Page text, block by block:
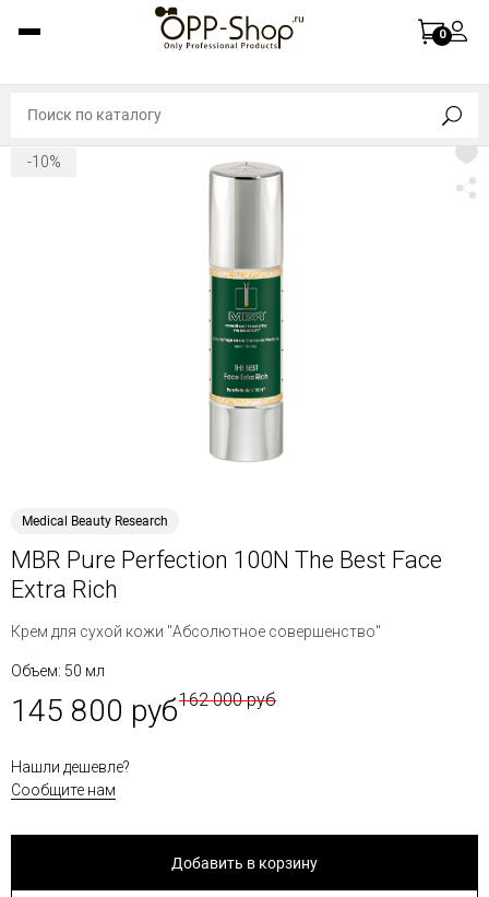
0
-10%
Medical Beauty Research
MBR Pure Perfection 100N The Best Face
Extra Rich
Крем для сухой кожи "Абсолютное совершенство"
Объем: 50 мл
145 800 руб162 000 руб
Нашли дешевле?
Сообщите нам
Добавить в корзину